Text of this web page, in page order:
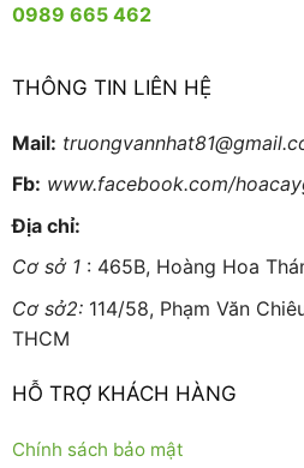
0989 665 462
THÔNG TIN LIÊN HỆ
Mail:
Fb: www.facebook.com/
Địa chỉ:
Cơ sở 1: 465B, Hoàng Hoa
Cơ sở2:114/58, Phạm Văn
THCM
HỖ TRỢ KHÁCH HÀNG
Chính sách bảo mật